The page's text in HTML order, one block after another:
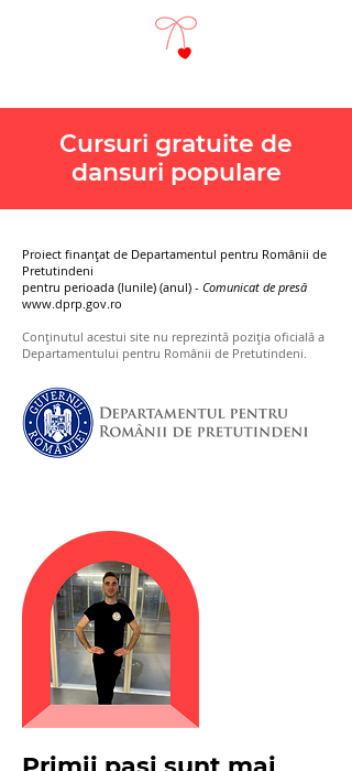
Cursuri gratuite de
dansuri populare
Proiect finanţat de Departamentul pentru Românii de
Pretutindeni
pentru perioada (lunile) (anul) - Comunicat de presă
www.dprp.gov.ro
Conţinutul acestui site nu reprezintă poziţia oficială a
Departamentului pentru Românii de Pretutindeni.